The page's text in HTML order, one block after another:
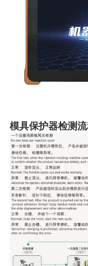
模具保护器检测